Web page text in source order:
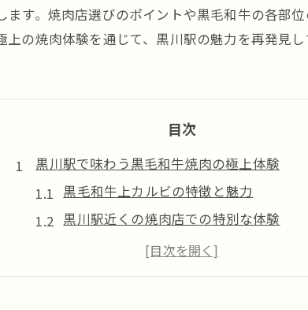
す。焼肉店選びのポイントや黒毛和牛の各部
の焼肉体験を通じて、黒川駅の魅力を再発見し
目次
黒川駅で味わう黒毛和牛焼肉の極上体験
黒毛和牛上カルビの特徴と魅力
黒川駅近くの焼肉店での特別な体験
黒川駅で人気の焼肉店の選び方
焼肉の達人が薦める黒毛和牛の楽しみ方